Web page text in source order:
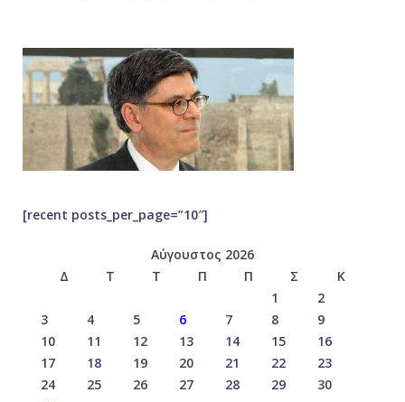
[recent posts_per_page=”10″]
Αύγουστος 2026
Δ
Τ Τ Π Π Σ
Κ
1
2
3
4 5 6 7 8
9
10
11 12 13 14 15
16
17
18 19 20 21 22
23
24
25 26 27 28 29
30